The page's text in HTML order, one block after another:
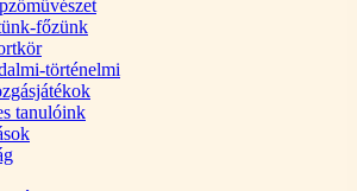
főzünk
történelmi
tanulóink